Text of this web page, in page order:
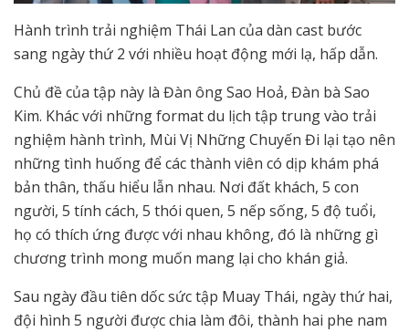
Hành trình trải nghiệm Thái Lan của dàn cast bước
sang ngày thứ 2 với nhiều hoạt động mới lạ, hấp dẫn.
Chủ đề của tập này là Đàn ông Sao Hoả, Đàn bà Sao
Kim. Khác với những format du lịch tập trung vào trải
nghiệm hành trình, Mùi Vị Những Chuyến Đi lại tạo nên
những tình huống để các thành viên có dịp khám phá
bản thân, thấu hiểu lẫn nhau. Nơi đất khách, 5 con
người, 5 tính cách, 5 thói quen, 5 nếp sống, 5 độ tuổi,
họ có thích ứng được với nhau không, đó là những gì
chương trình mong muốn mang lại cho khán giả.
Sau ngày đầu tiên dốc sức tập Muay Thái, ngày thứ hai,
đội hình 5 người được chia làm đôi, thành hai phe nam